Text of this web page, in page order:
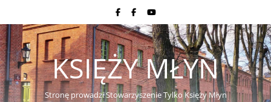
KSIĘŻY MŁYN
Stronę prowadzi Stowarzyszenie Tylko Księży Młyn